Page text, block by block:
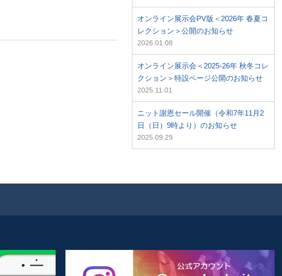
オンライン展示会PV版＜2026年 春夏コ
レクション＞公開のお知らせ
2026.01.08
オンライン展示会＜2025-26年 秋冬コレ
クション＞特設ページ公開のお知らせ
2025.11.01
ニット謝恩セール開催（令和7年11月2
日（日）9時より）のお知らせ
2025.09.29